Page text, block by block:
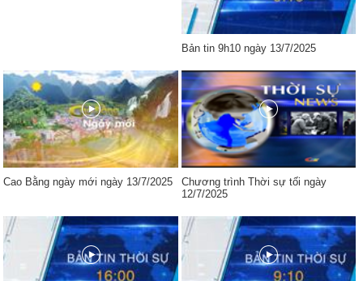
Bản tin 9h10 ngày 13/7/2025
Cao Bằng ngày mới ngày 13/7/2025
Chương trình Thời sự tối ngày
12/7/2025